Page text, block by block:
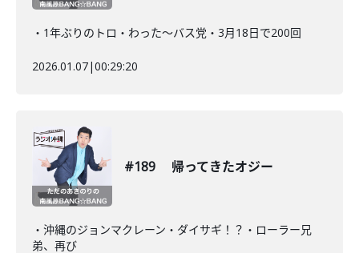
・1年ぶりのトロ・わった〜バス党・3月18日で200回
2026.01.07|00:29:20
#189 帰ってきたオジー
・沖縄のジョンマクレーン・ダイサギ！？・ローラー兄
弟、再び